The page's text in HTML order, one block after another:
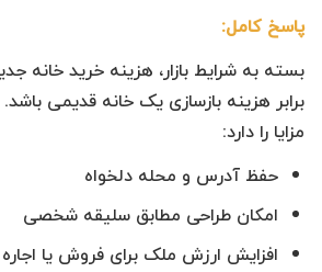
پاسخ کامل:
برابر هزینه بازسازی یک خانه قدیمی
مزایا را دارد:
حفظ آدرس و محله دلخواه
امکان طراحی مطابق سلیقه شخصی
افزایش ارزش ملک برای فروش یا اجاره